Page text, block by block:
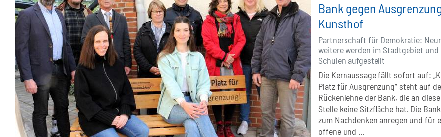
Bank gegen
Kunsthof
Partnerschaft für Demokratie:
weitere werden im Stadtgebiet und
Schulen aufgestellt
Die Kernaussage fällt sofort auf:
Platz für Ausgrenzung“ steht auf
Rückenlehne der Bank, die an
Stelle keine Sitzfläche hat. Die
zum Nachdenken anregen und für
offene und ...